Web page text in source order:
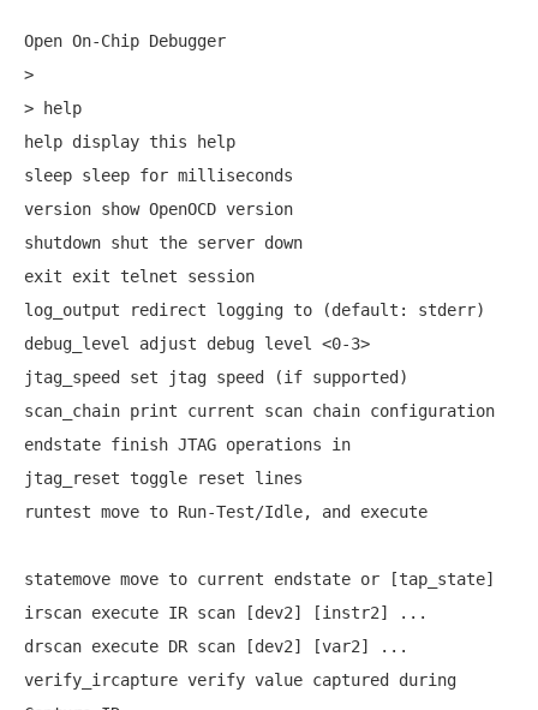
Open On-Chip Debugger
>
> help
help display this help
sleep sleep for milliseconds
version show OpenOCD version
shutdown shut the server down
exit exit telnet session
log_output redirect logging to (default: stderr)
debug_level adjust debug level <0-3>
jtag_speed set jtag speed (if supported)
scan_chain print current scan chain configuration
endstate finish JTAG operations in
jtag_reset toggle reset lines
runtest move to Run-Test/Idle, and execute
statemove move to current endstate or [tap_state]
irscan execute IR scan [dev2] [instr2] ...
drscan execute DR scan [dev2] [var2] ...
verify_ircapture verify value captured during